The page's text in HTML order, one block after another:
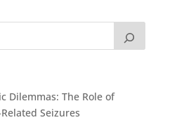
Dilemmas: The Role of
Seizures